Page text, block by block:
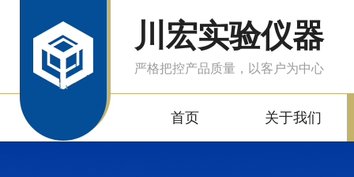
川宏实验仪器
严格把控产品质量，以客户为中心
首页 关于我们